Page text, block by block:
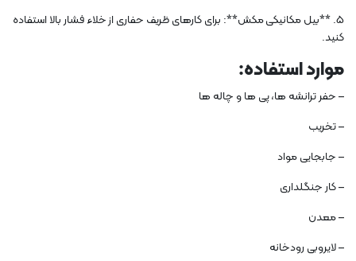
5. **بیل مکانیکی مکش**: برای کارهای ظریف حفاری از خلاء فشار بالا استفاده
کنید.
موارد استفاده:
– حفر ترانشه ها، پی ها و چاله ها
– تخریب
– جابجایی مواد
– کار جنگلداری
– معدن
– لایروبی رودخانه